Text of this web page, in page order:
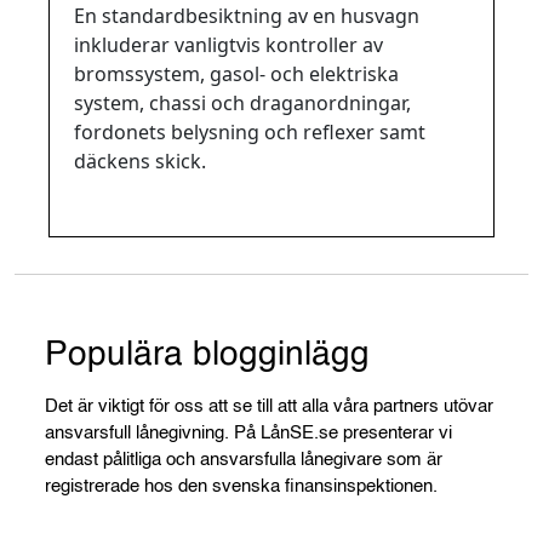
En standardbesiktning av en husvagn
inkluderar vanligtvis kontroller av
bromssystem, gasol- och elektriska
system, chassi och draganordningar,
fordonets belysning och reflexer samt
däckens skick.
Populära blogginlägg
Det är viktigt för oss att se till att alla våra partners utövar
ansvarsfull lånegivning. På LånSE.se presenterar vi
endast pålitliga och ansvarsfulla lånegivare som är
registrerade hos den svenska finansinspektionen.